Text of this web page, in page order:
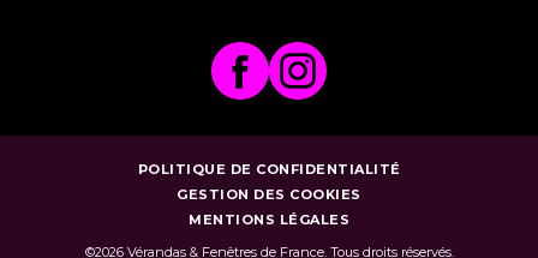
©2026 Vérandas & Fenêtres de France. Tous droits réservés.
POLITIQUE DE CONFIDENTIALITÉ
GESTION DES COOKIES
MENTIONS LÉGALES